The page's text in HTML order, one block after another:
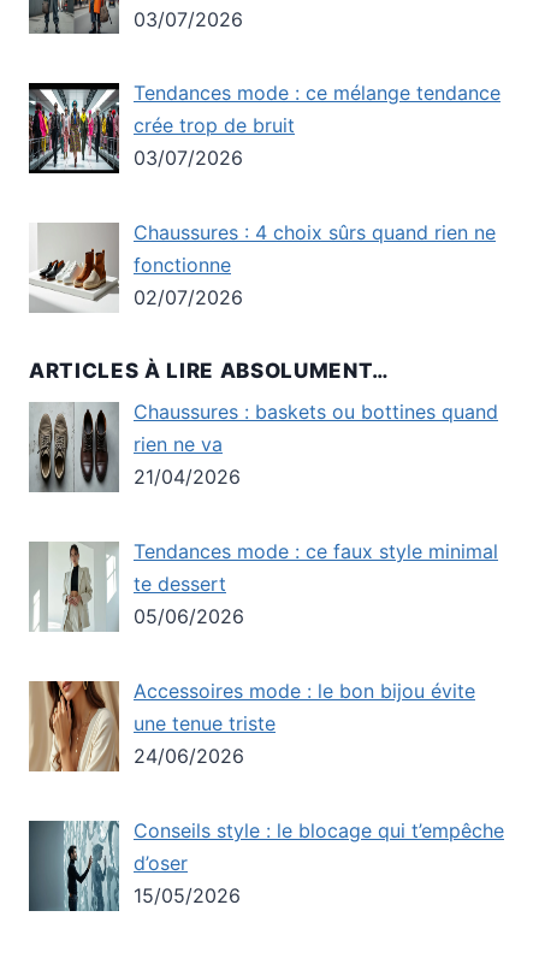
03/07/2026
Tendances mode : ce mélange tendance
crée trop de bruit
03/07/2026
Chaussures : 4 choix sûrs quand rien ne
fonctionne
02/07/2026
ARTICLES À LIRE ABSOLUMENT…
Chaussures : baskets ou bottines quand
rien ne va
21/04/2026
Tendances mode : ce faux style minimal
te dessert
05/06/2026
Accessoires mode : le bon bijou évite
une tenue triste
24/06/2026
Conseils style : le blocage qui t’empêche
d’oser
15/05/2026